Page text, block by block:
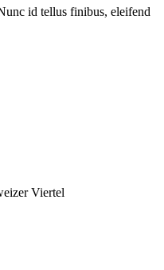
id tellus finibus, eleifend
Viertel